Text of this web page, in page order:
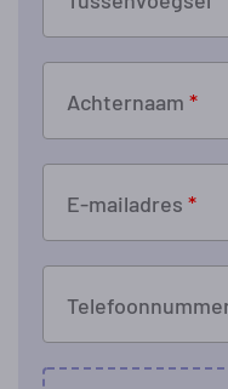
Achternaam *
E-mailadres *